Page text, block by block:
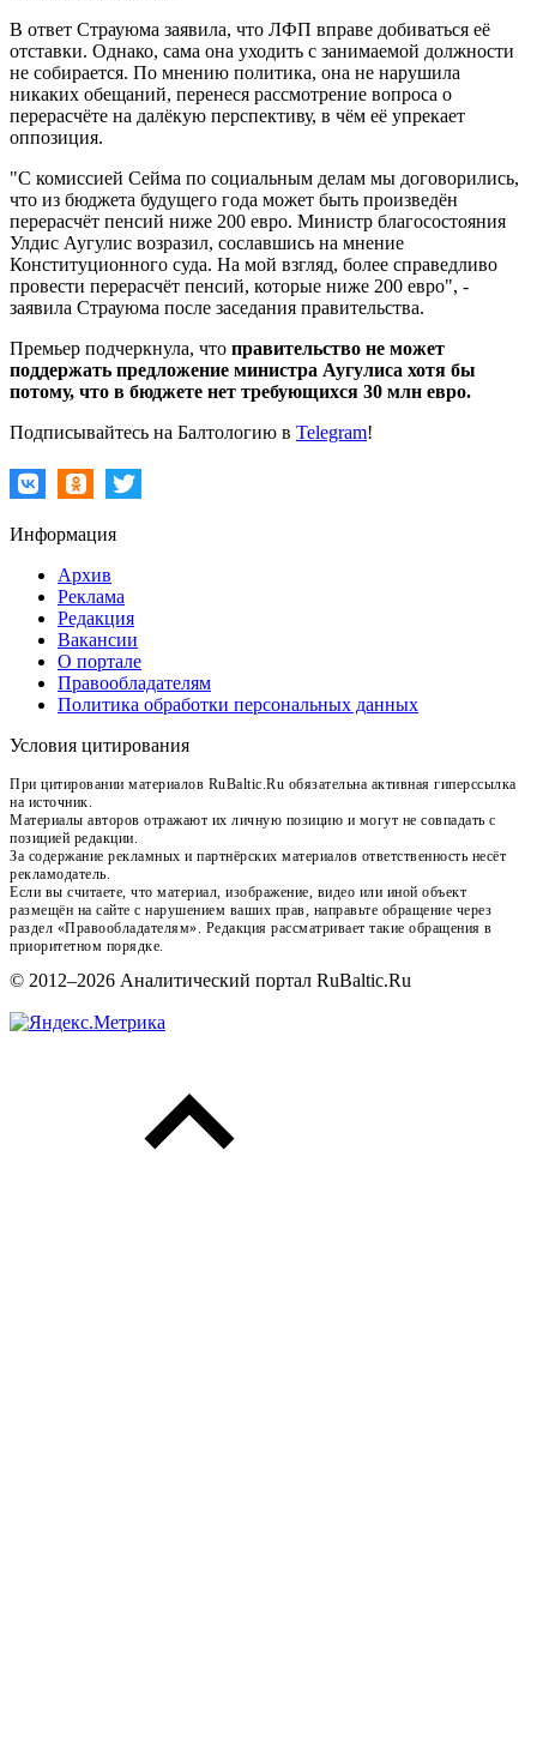
В ответ Страуюма заявила, что ЛФП вправе добиваться её
отставки. Однако, сама она уходить с занимаемой должности
не собирается. По мнению политика, она не нарушила
никаких обещаний, перенеся рассмотрение вопроса о
перерасчёте на далёкую перспективу, в чём её упрекает
оппозиция.
"С комиссией Сейма по социальным делам мы договорились,
что из бюджета будущего года может быть произведён
перерасчёт пенсий ниже 200 евро. Министр благосостояния
Улдис Аугулис возразил, сославшись на мнение
Конституционного суда. На мой взгляд, более справедливо
провести перерасчёт пенсий, которые ниже 200 евро", -
заявила Страуюма после заседания правительства.
Премьер подчеркнула, что правительство не может
поддержать предложение министра Аугулиса хотя бы
потому, что в бюджете нет требующихся 30 млн евро.
Подписывайтесь на Балтологию в Telegram!
Информация
Архив
Реклама
Редакция
Вакансии
О портале
Правообладателям
Политика обработки персональных данных
Условия цитирования
При цитировании материалов RuBaltic.Ru обязательна активная гиперссылка
на источник.
Материалы авторов отражают их личную позицию и могут не совпадать с
позицией редакции.
За содержание рекламных и партнёрских материалов ответственность несёт
рекламодатель.
Если вы считаете, что материал, изображение, видео или иной объект
размещён на сайте с нарушением ваших прав, направьте обращение через
раздел «Правообладателям». Редакция рассматривает такие обращения в
приоритетном порядке.
© 2012–2026 Аналитический портал RuBaltic.Ru